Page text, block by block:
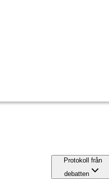
Protokoll från
debatten